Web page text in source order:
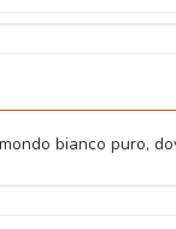
bianco puro,